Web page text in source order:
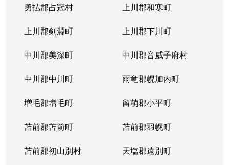
勇払郡占冠村 上川郡和寒町
上川郡剣淵町 上川郡下川町
中川郡美深町 中川郡音威子府村
中川郡中川町 雨竜郡幌加内町
増毛郡増毛町 留萌郡小平町
苫前郡苫前町 苫前郡羽幌町
苫前郡初山別村 天塩郡遠別町